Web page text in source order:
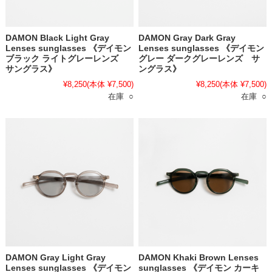
DAMON Black Light Gray
Lenses sunglasses 《デイモン
ブラック ライトグレーレンズ
サングラス》
¥8,250(本体 ¥7,500)
在庫 ○
DAMON Gray Dark Gray
Lenses sunglasses 《デイモン
グレー ダークグレーレンズ サ
ングラス》
¥8,250(本体 ¥7,500)
在庫 ○
DAMON Gray Light Gray
Lenses sunglasses 《デイモン
DAMON Khaki Brown Lenses
sunglasses 《デイモン カーキ